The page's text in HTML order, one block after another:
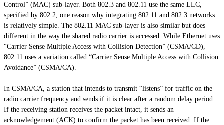
Control” (MAC) sub-layer. Both 802.3 and 802.11 use the same LLC,
specified by 802.2, one reason why integrating 802.11 and 802.3 networks
is relatively simple. The 802.11 MAC sub-layer is also similar but does
different in the way the shared radio carrier is accessed. While Ethernet uses
“Carrier Sense Multiple Access with Collision Detection” (CSMA/CD),
802.11 uses a variation called “Carrier Sense Multiple Access with Collision
Avoidance” (CSMA/CA).
In CSMA/CA, a station that intends to transmit “listens” for traffic on the
radio carrier frequency and sends if it is clear after a random delay period.
If the receiving station receives the packet intact, it sends an
acknowledgement (ACK) to confirm the packet has been received. If the